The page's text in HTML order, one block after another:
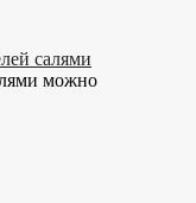
салями
можно